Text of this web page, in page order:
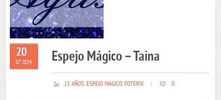
20
07 2024 Espejo Mágico – Taina
15 AÑOS,ESPEJO MAGICO,FOTERIX 0